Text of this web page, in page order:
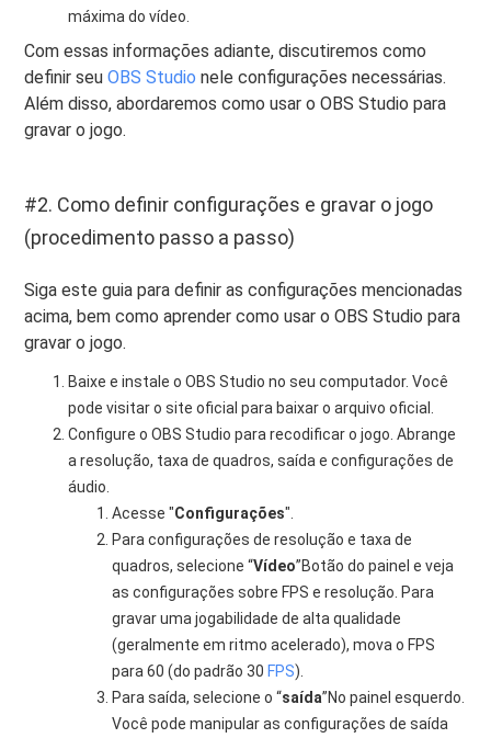
máxima do vídeo.
Com essas informações adiante, discutiremos como
definir seuOBS Studio nele configurações necessárias.
Além disso, abordaremos como usar o OBS Studio para
gravar o jogo.
#2. Como definir configurações e gravar o jogo
(procedimento passo a passo)
Siga este guia para definir as configurações mencionadas
acima, bem como aprender como usar o OBS Studio para
gravar o jogo.
Baixe e instale o OBS Studio no seu computador. Você
pode visitar o site oficial para baixar o arquivo oficial.
Configure o OBS Studio para recodificar o jogo. Abrange
a resolução, taxa de quadros, saída e configurações de
áudio.
Acesse "Configurações".
Para configurações de resolução e taxa de
quadros, selecione “Vídeo”Botão do painel e veja
as configurações sobre FPS e resolução. Para
gravar uma jogabilidade de alta qualidade
(geralmente em ritmo acelerado), mova o FPS
para 60 (do padrão 30 FPS).
Para saída, selecione o “saída”No painel esquerdo.
Você pode manipular as configurações de saída